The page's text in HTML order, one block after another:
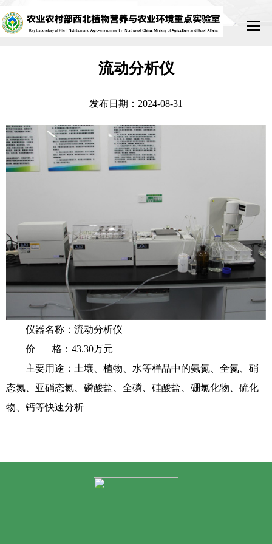
科研队伍
科学研究
联系我们
流动分析仪
发布日期：2024-08-31
仪器名称：流动分析仪
价 格：43.30万元
主要用途：土壤、植物、水等样品中的氨氮、全氮、硝
态氮、亚硝态氮、磷酸盐、全磷、硅酸盐、硼氯化物、硫化
物、钙等快速分析